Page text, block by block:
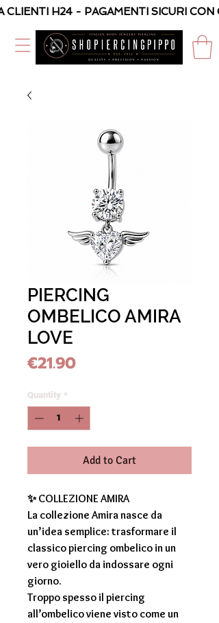
H24 - PAGAMENTI SICURI
PIERCING
OMBELICO AMIRA
LOVE
€21.90Price
Quantity *
Add to Cart
✨COLLEZIONE AMIRA
La collezione Amiranasce da
un’idea semplice: trasformare il
classicopiercing ombelico in un
vero gioiello da indossare ogni
giorno.
Troppo spesso il piercing
all’ombelicoviene visto come un